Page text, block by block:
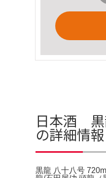
日本酒 黒
の詳細情報
黒龍 八十八号